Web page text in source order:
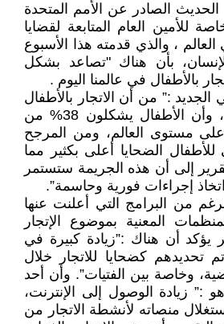
الصادر عن الأمم المتحدة
للأمين العام المتابعة لقضايا
، والذي قدمته هذا الأسبوع
بأن هناك "تصاعد بشكل
بالأطفال في عالمنا اليوم .
الجديد :” من أن الاتجار بالأطفال
يتصاعد بشكل مخيف، وأن الأطفال يشكلون 38% من
على مستوى العالم، ومن المرجح
للأطفال الضحايا أعلى بكثير مما
إلى أن هذه الجريمة ستستمر
إجراءات فورية وحاسمة”.
من البرامج التي أعلنت عنها
المعنية بموضوع الإتجار
يؤكد أن هناك :”زيادة كبيرة في
تحديدهم كضحايا للاتجار خلال
وخاصة بين الفتيات”. وأن أحد
هو :” زيادة الوصول إلى الإنترنت،
منصاته لأنشطة الاتجار من